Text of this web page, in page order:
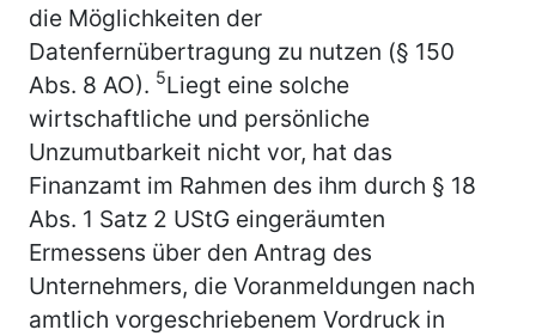
die Möglichkeiten der
Datenfernübertragung zu nutzen (§ 150
Abs. 8 AO). 5Liegt eine solche
wirtschaftliche und persönliche
Unzumutbarkeit nicht vor, hat das
Finanzamt im Rahmen des ihm durch § 18
Abs. 1 Satz 2 UStG eingeräumten
Ermessens über den Antrag des
Unternehmers, die Voranmeldungen nach
amtlich vorgeschriebenem Vordruck in